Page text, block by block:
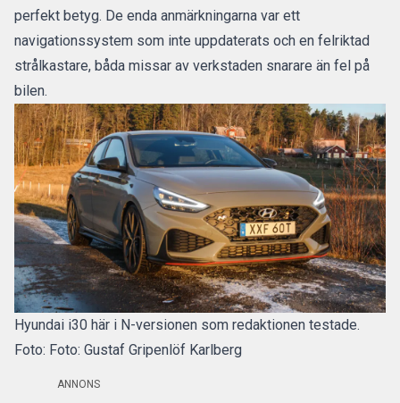
perfekt betyg. De enda anmärkningarna var ett
navigationssystem som inte uppdaterats och en felriktad
strålkastare, båda missar av verkstaden snarare än fel på
bilen.
Hyundai i30 här i N-versionen som redaktionen testade.
Foto: Foto: Gustaf Gripenlöf Karlberg
ANNONS